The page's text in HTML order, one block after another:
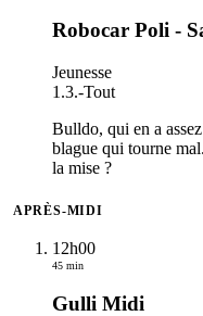
Robocar Poli -
Jeunesse
1.3.-Tout
Bulldo, qui en a
blague qui tourne
la mise ?
APRÈS-MIDI
12h00
45 min
Gulli Midi